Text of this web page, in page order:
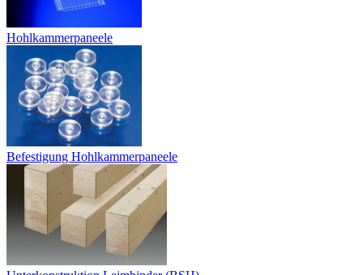
Hohlkammerpaneele
Befestigung Hohlkammerpaneele